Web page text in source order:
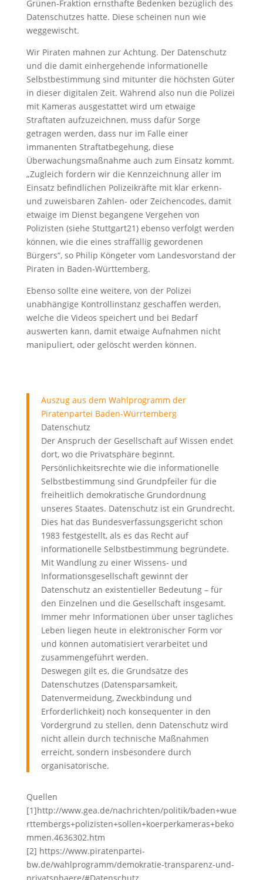
Grünen-Fraktion ernsthafte Bedenken bezüglich des
Datenschutzes hatte. Diese scheinen nun wie
weggewischt.
Wir Piraten mahnen zur Achtung. Der Datenschutz
und die damit einhergehende informationelle
Selbstbestimmung sind mitunter die höchsten Güter
in dieser digitalen Zeit. Während also nun die Polizei
mit Kameras ausgestattet wird um etwaige
Straftaten aufzuzeichnen, muss dafür Sorge
getragen werden, dass nur im Falle einer
immanenten Straftatbegehung, diese
Überwachungsmaßnahme auch zum Einsatz kommt.
„Zugleich fordern wir die Kennzeichnung aller im
Einsatz befindlichen Polizeikräfte mit klar erkenn-
und zuweisbaren Zahlen- oder Zeichencodes, damit
etwaige im Dienst begangene Vergehen von
Polizisten (siehe Stuttgart21) ebenso verfolgt werden
können, wie die eines straffällig gewordenen
Bürgers“, so Philip Köngeter vom Landesvorstand der
Piraten in Baden-Württemberg.
Ebenso sollte eine weitere, von der Polizei
unabhängige Kontrollinstanz geschaffen werden,
welche die Videos speichert und bei Bedarf
auswerten kann, damit etwaige Aufnahmen nicht
manipuliert, oder gelöscht werden können.
Auszug aus dem Wahlprogramm der
Piratenpartei Baden-Würrtemberg
Datenschutz
Der Anspruch der Gesellschaft auf Wissen endet
dort, wo die Privatsphäre beginnt.
Persönlichkeitsrechte wie die informationelle
Selbstbestimmung sind Grundpfeiler für die
freiheitlich demokratische Grundordnung
unseres Staates. Datenschutz ist ein Grundrecht.
Dies hat das Bundesverfassungsgericht schon
1983 festgestellt, als es das Recht auf
informationelle Selbstbestimmung begründete.
Mit Wandlung zu einer Wissens- und
Informationsgesellschaft gewinnt der
Datenschutz an existentieller Bedeutung – für
den Einzelnen und die Gesellschaft insgesamt.
Immer mehr Informationen über unser tägliches
Leben liegen heute in elektronischer Form vor
und können automatisiert verarbeitet und
zusammengeführt werden.
Deswegen gilt es, die Grundsätze des
Datenschutzes (Datensparsamkeit,
Datenvermeidung, Zweckbindung und
Erforderlichkeit) noch konsequenter in den
Vordergrund zu stellen, denn Datenschutz wird
nicht allein durch technische Maßnahmen
erreicht, sondern insbesondere durch
organisatorische.
Quellen
[1]http://www.gea.de/nachrichten/politik/baden+wue
rttembergs+polizisten+sollen+koerperkameras+beko
mmen.4636302.htm
[2] https://www.piratenpartei-
bw.de/wahlprogramm/demokratie-transparenz-und-